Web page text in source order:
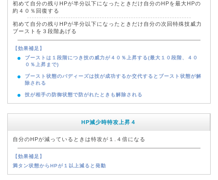
初めて自分の残りHPが半分以下になったときだけ自分のHPを最大HPの
約４０％回復する
初めて自分の残りHPが半分以下になったときだけ自分の次回特殊技威力
ブーストを３段階あげる
【効果補足】
ブーストは１段階につき技の威力が４０％上昇する(最大１０段階、４０
０％上昇まで)
ブースト状態のバディーズは技が成功するか交代するとブースト状態が解
除される
技が相手の防御状態で防がれたときも解除される
HP減少時特攻上昇４
自分のHPが減っているときは特攻が１.４倍になる
【効果補足】
満タン状態からHPが１以上減ると発動